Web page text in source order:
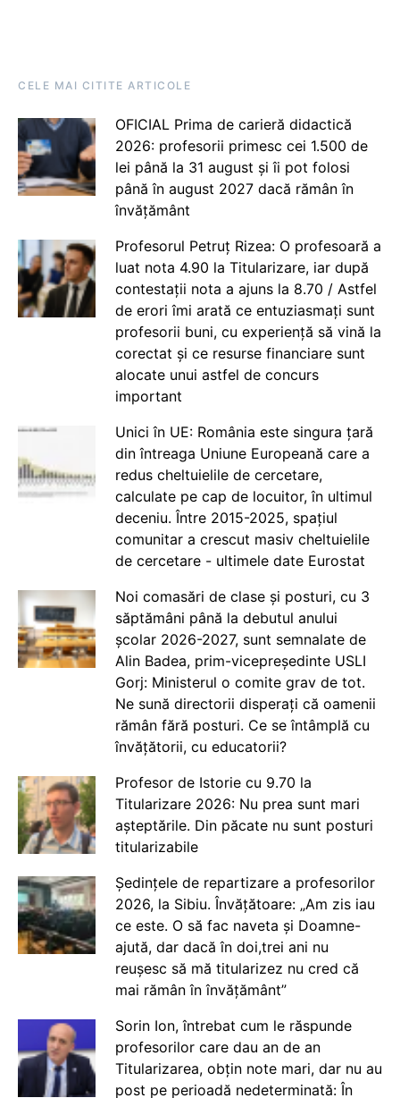
CELE MAI CITITE ARTICOLE
OFICIAL Prima de carieră didactică
2026: profesorii primesc cei 1.500 de
lei până la 31 august și îi pot folosi
până în august 2027 dacă rămân în
învățământ
Profesorul Petruț Rizea: O profesoară a
luat nota 4.90 la Titularizare, iar după
contestații nota a ajuns la 8.70 / Astfel
de erori îmi arată ce entuziasmați sunt
profesorii buni, cu experiență să vină la
corectat și ce resurse financiare sunt
alocate unui astfel de concurs
important
Unici în UE: România este singura țară
din întreaga Uniune Europeană care a
redus cheltuielile de cercetare,
calculate pe cap de locuitor, în ultimul
deceniu. Între 2015-2025, spațiul
comunitar a crescut masiv cheltuielile
de cercetare - ultimele date Eurostat
Noi comasări de clase și posturi, cu 3
săptămâni până la debutul anului
școlar 2026-2027, sunt semnalate de
Alin Badea, prim-vicepreședinte USLI
Gorj: Ministerul o comite grav de tot.
Ne sună directorii disperați că oamenii
rămân fără posturi. Ce se întâmplă cu
învățătorii, cu educatorii?
Profesor de Istorie cu 9.70 la
Titularizare 2026: Nu prea sunt mari
așteptările. Din păcate nu sunt posturi
titularizabile
Ședințele de repartizare a profesorilor
2026, la Sibiu. Învățătoare: „Am zis iau
ce este. O să fac naveta și Doamne-
ajută, dar dacă în doi,trei ani nu
reușesc să mă titularizez nu cred că
mai rămân în învățământ”
Sorin Ion, întrebat cum le răspunde
profesorilor care dau an de an
Titularizarea, obțin note mari, dar nu au
post pe perioadă nedeterminată: În